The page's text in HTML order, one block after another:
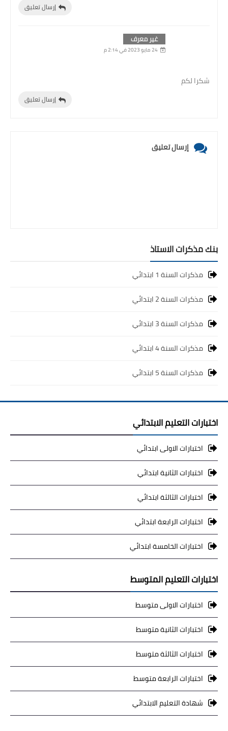
إرسال تعليق
غير معرف
24 مايو 2023 في 2:14 م
شكرا لكم
إرسال تعليق
إرسال تعليق
بنك مذكرات الاستاذ
مذكرات السنة 1 ابتدائي
مذكرات السنة 2 ابتدائي
مذكرات السنة 3 ابتدائي
مذكرات السنة 4 ابتدائي
مذكرات السنة 5 ابتدائي
اختبارات التعليم الابتدائي
اختبارات الاولى ابتدائي
اختبارات الثانية ابتدائي
اختبارات الثالثة ابتدائي
اختبارات الرابعة ابتدائي
اختبارات الخامسة ابتدائي
اختبارات التعليم المتوسط
اختبارات الاولى متوسط
اختبارات الثانية متوسط
اختبارات الثالثة متوسط
اختبارات الرابعة متوسط
شهادة التعليم الابتدائي